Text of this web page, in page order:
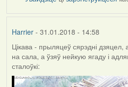
Harrier- 31.01.2018 - 14:58
Цікава - прыляцеў сярэдні дзяцел,
на сала, а ўзяў нейкую ягаду і
сталоўкі: